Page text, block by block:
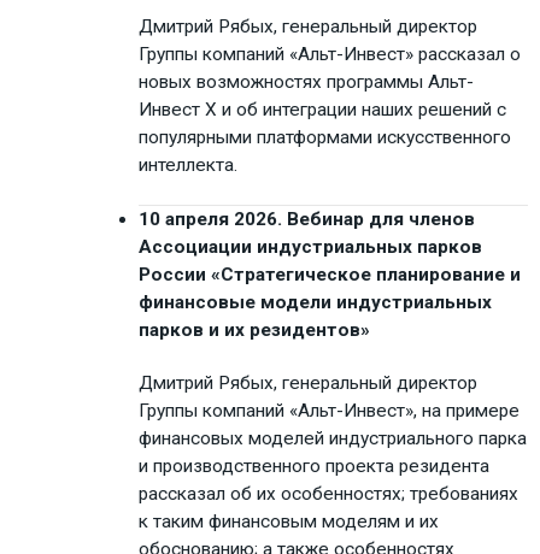
Дмитрий Рябых, генеральный директор
Группы компаний «Альт-Инвест» рассказал о
новых возможностях программы Альт-
Инвест Х и об интеграции наших решений с
популярными платформами искусственного
интеллекта.
10 апреля 2026. Вебинар для членов
Ассоциации индустриальных парков
России «Стратегическое планирование и
финансовые модели индустриальных
парков и их резидентов»
Дмитрий Рябых, генеральный директор
Группы компаний «Альт-Инвест», на примере
финансовых моделей индустриального парка
и производственного проекта резидента
рассказал об их особенностях; требованиях
к таким финансовым моделям и их
обоснованию; а также особенностях